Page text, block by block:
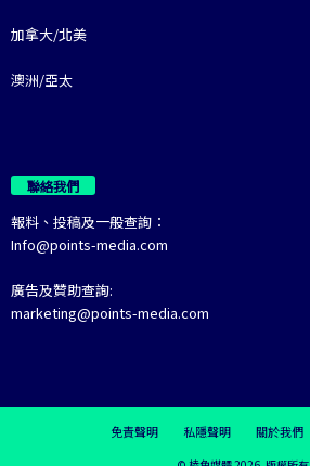
加拿大/北美
澳洲/亞太
聯絡我們
報料、投稿及一般查詢：
Info@points-media.com
廣告及贊助查詢:
marketing@points-media.com
免責聲明 私隱聲明 關於我們